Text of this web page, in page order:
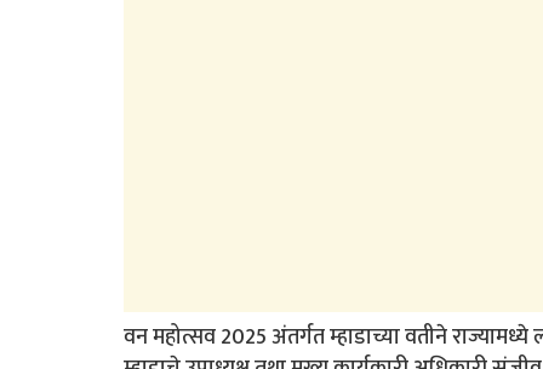
वन महोत्सव 2025 अंतर्गत म्हाडाच्या वतीने